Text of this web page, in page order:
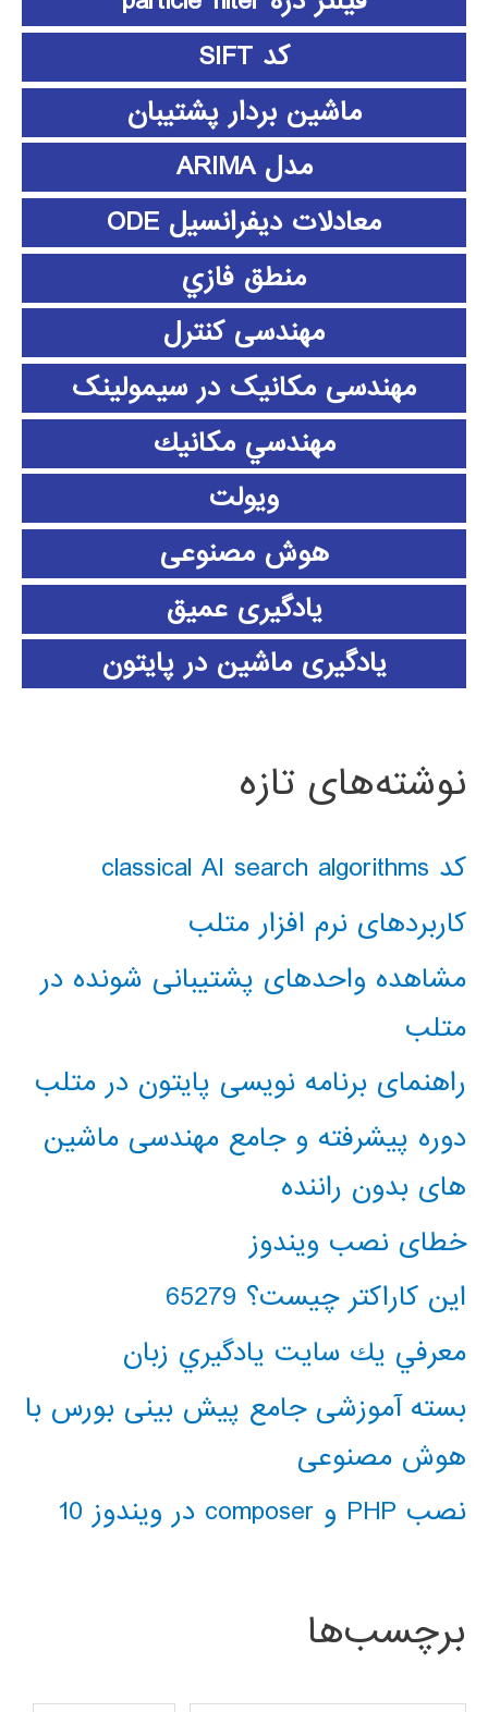
کد SIFT
ماشین بردار پشتیبان
مدل ARIMA
معادلات دیفرانسیل ODE
منطق فازي
مهندسی کنترل
مهندسی مکانیک در سیمولینک
مهندسي مكانيك
ویولت
هوش مصنوعی
یادگیری عمیق
یادگیری ماشین در پایتون
نوشته‌های تازه
کد classical AI search algorithms
کاربردهای نرم افزار متلب
مشاهده واحدهای پشتیبانی شونده در
متلب
راهنمای برنامه نویسی پایتون در متلب
دوره پیشرفته و جامع مهندسی ماشین
های بدون راننده
خطای نصب ویندوز
این کاراکتر چیست؟ 65279
معرفي يك سايت يادگيري زبان
بسته آموزشی جامع پیش بینی بورس با
هوش مصنوعی
نصب PHP و composer در ویندوز 10
برچسب‌ها